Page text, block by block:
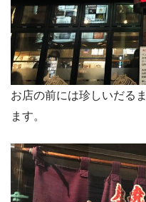
お店の前には珍しいだる
ます。